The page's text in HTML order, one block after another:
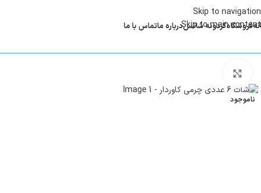
Skip to navigation
Skip to main content
فروشگاهگردونه شانسدرباره ماتماس با ما
ناموجود